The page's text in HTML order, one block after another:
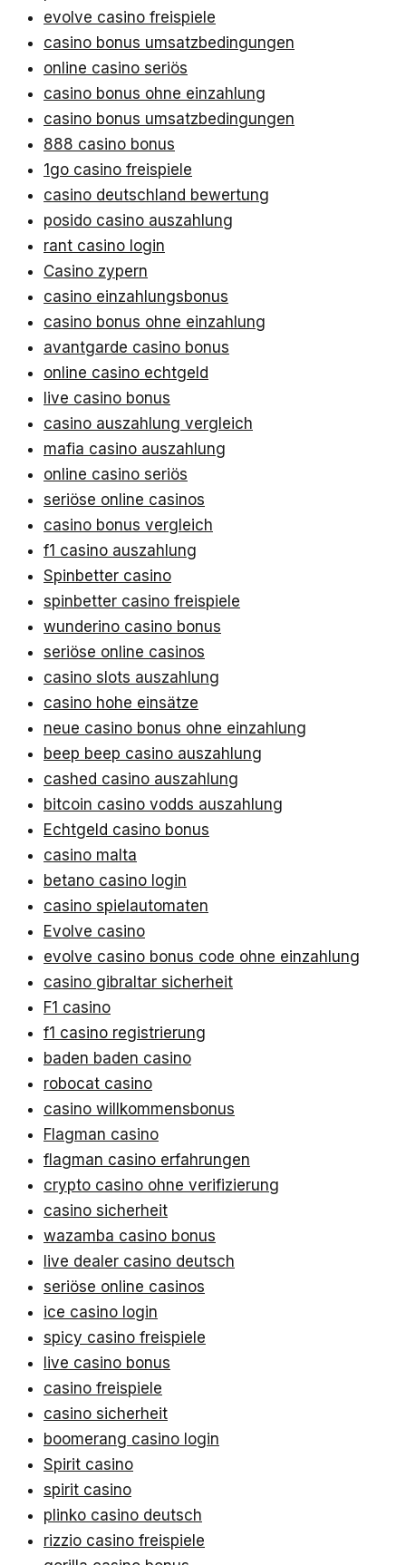
evolve casino freispiele
casino bonus umsatzbedingungen
online casino seriös
casino bonus ohne einzahlung
casino bonus umsatzbedingungen
888 casino bonus
1go casino freispiele
casino deutschland bewertung
posido casino auszahlung
rant casino login
Casino zypern
casino einzahlungsbonus
casino bonus ohne einzahlung
avantgarde casino bonus
online casino echtgeld
live casino bonus
casino auszahlung vergleich
mafia casino auszahlung
online casino seriös
seriöse online casinos
casino bonus vergleich
f1 casino auszahlung
Spinbetter casino
spinbetter casino freispiele
wunderino casino bonus
seriöse online casinos
casino slots auszahlung
casino hohe einsätze
neue casino bonus ohne einzahlung
beep beep casino auszahlung
cashed casino auszahlung
bitcoin casino vodds auszahlung
Echtgeld casino bonus
casino malta
betano casino login
casino spielautomaten
Evolve casino
evolve casino bonus code ohne einzahlung
casino gibraltar sicherheit
F1 casino
f1 casino registrierung
baden baden casino
robocat casino
casino willkommensbonus
Flagman casino
flagman casino erfahrungen
crypto casino ohne verifizierung
casino sicherheit
wazamba casino bonus
live dealer casino deutsch
seriöse online casinos
ice casino login
spicy casino freispiele
live casino bonus
casino freispiele
casino sicherheit
boomerang casino login
Spirit casino
spirit casino
plinko casino deutsch
rizzio casino freispiele